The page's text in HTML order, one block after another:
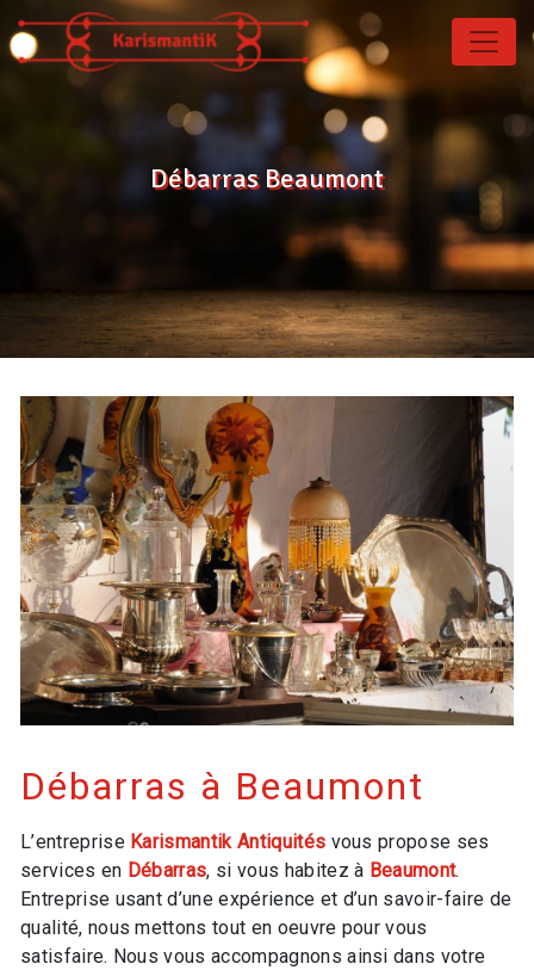
Panneau de gestion des cookies
Débarras Beaumont
Débarras à Beaumont
L’entreprise Karismantik Antiquités vous propose ses
services en Débarras, si vous habitez à Beaumont.
Entreprise usant d’une expérience et d’un savoir-faire de
qualité, nous mettons tout en oeuvre pour vous
satisfaire. Nous vous accompagnons ainsi dans votre